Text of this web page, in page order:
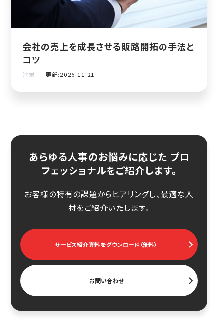
会社の売上を成長させる販路開拓の手法と
コツ
営業 ｜ 更新:2025.11.21
あらゆる人事のお悩みに応じた プロ
フェッショナルをご紹介します。
お客様の特有の課題からヒアリングし、最適な人
材をご紹介いたします。
サービス紹介資料をダウンロード（無料）
お問い合わせ